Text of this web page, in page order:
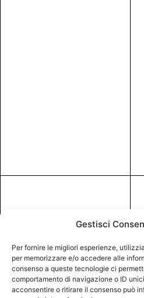
Gestisci
Per fornire le migliori esperienze,
per memorizzare e/o accedere alle
consenso a queste tecnologie ci
comportamento di navigazione o ID
acconsentire o ritirare il consenso può